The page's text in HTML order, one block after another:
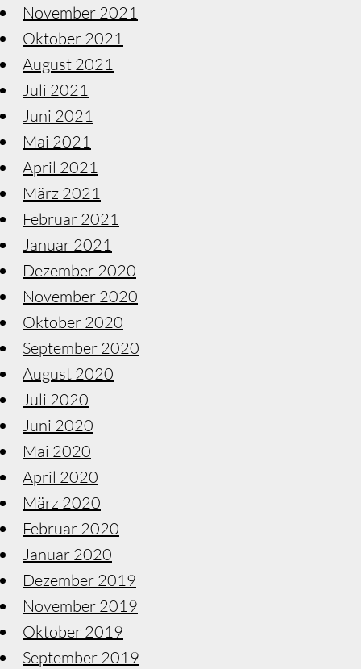
November 2021
Oktober 2021
August 2021
Juli 2021
Juni 2021
Mai 2021
April 2021
März 2021
Februar 2021
Januar 2021
Dezember 2020
November 2020
Oktober 2020
September 2020
August 2020
Juli 2020
Juni 2020
Mai 2020
April 2020
März 2020
Februar 2020
Januar 2020
Dezember 2019
November 2019
Oktober 2019
September 2019